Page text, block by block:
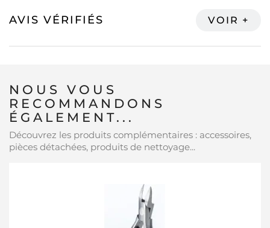
AVIS VÉRIFIÉS
NOUS VOUS
RECOMMANDONS
ÉGALEMENT...
Découvrez les produits complémentaires : accessoires,
pièces détachées, produits de nettoyage...